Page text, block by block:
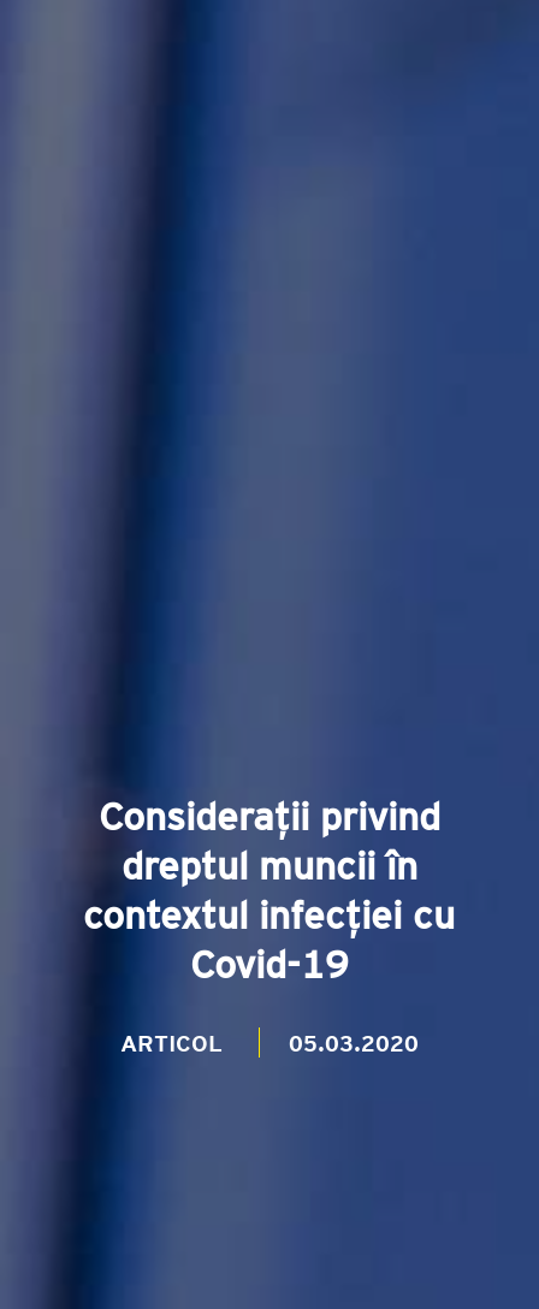
Considerații privind
dreptul muncii în
contextul infecției cu
Covid-19
ARTICOL 05.03.2020